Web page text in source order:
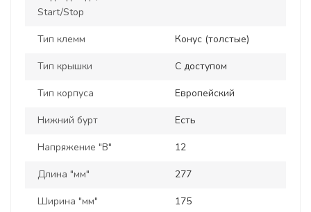
Start/Stop
Тип клемм Конус (толстые)
Тип крышки С доступом
Тип корпуса Европейский
Нижний бурт Есть
Напряжение "В" 12
Длина "мм" 277
Ширина "мм" 175